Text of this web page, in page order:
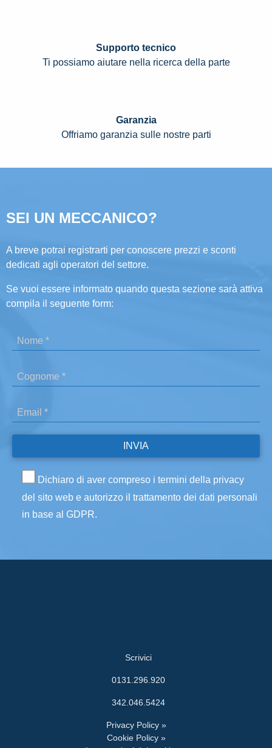
Supporto tecnico
Ti possiamo aiutare nella ricerca della parte
Garanzia
Offriamo garanzia sulle nostre parti
SEI UN MECCANICO?
A breve potrai registrarti per conoscere prezzi e sconti
dedicati agli operatori del settore.
Se vuoi essere informato quando questa sezione sarà attiva
compila il seguente form:
Dichiaro di aver compreso i termini della privacy
del sito web e autorizzo il trattamento dei dati personali
in base al GDPR.
Scrivici
0131.296.920
342.046.5424
Privacy Policy »
Cookie Policy »